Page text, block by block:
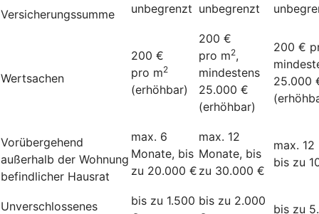
Versicherungssumme
unbegrenzt unbegrenzt
Wertsachen
200 €
pro m2
(erhöhbar)
200 €
pro m2,
mindestens
25.000 €
(erhöhbar)
200 €
25.000
Vorübergehend
außerhalb der Wohnung
befindlicher Hausrat
max. 6
Monate, bis
zu 20.000 €
max. 12
Monate, bis
zu 30.000 €
max.
bis zu
Unverschlossenes
bis zu 1.500 bis zu 2.000
bis zu